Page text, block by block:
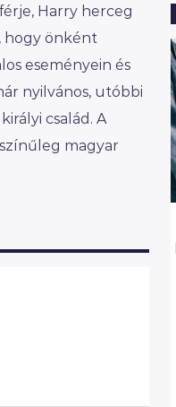
Harry herceg
hogy önként
eseményein és
nyilvános, utóbbi
család. A
magyar